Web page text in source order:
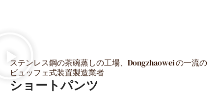
ステンレス鋼の茶碗蒸しの工場、Dongzhaowei の一流の
ビュッフェ式装置製造業者
ショートパンツ